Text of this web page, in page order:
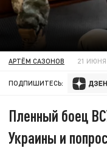
АРТЁМ САЗОНОВ 21 ИЮНЯ
ПОДПИШИТЕСЬ:
Пленный боец
Украины и